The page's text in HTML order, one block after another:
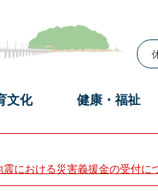
文化 健康・福祉
における災害義援金の受付に